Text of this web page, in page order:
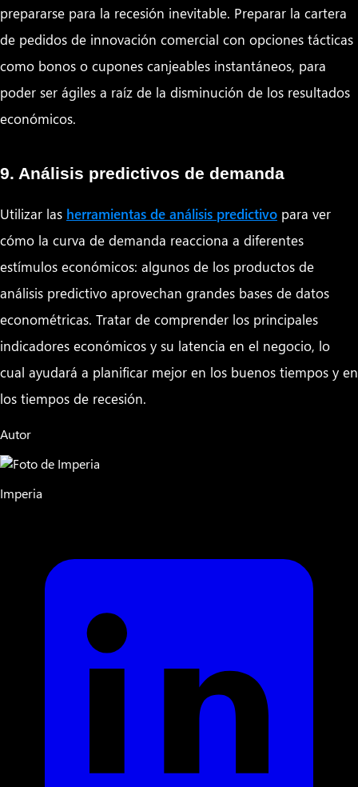
prepararse para la recesión inevitable. Preparar la cartera
de pedidos de innovación comercial con opciones tácticas
como bonos o cupones canjeables instantáneos, para
poder ser ágiles a raíz de la disminución de los resultados
económicos.
9. Análisis predictivos de demanda
Utilizar las herramientas de análisis predictivo para ver
cómo la curva de demanda reacciona a diferentes
estímulos económicos: algunos de los productos de
análisis predictivo aprovechan grandes bases de datos
econométricas. Tratar de comprender los principales
indicadores económicos y su latencia en el negocio, lo
cual ayudará a planificar mejor en los buenos tiempos y en
los tiempos de recesión.
Autor
Imperia